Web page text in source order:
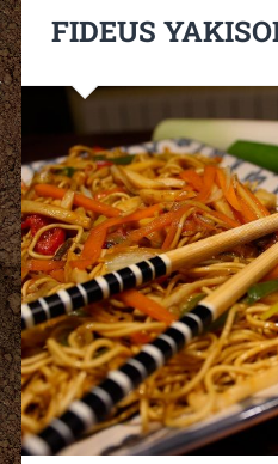
FIDEUS